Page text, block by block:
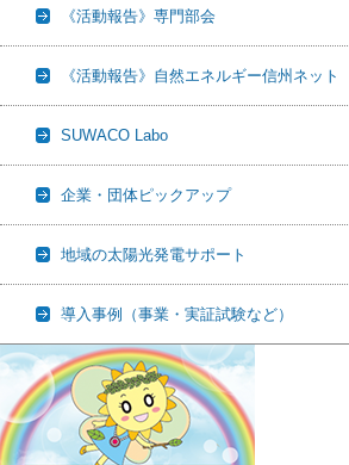
《活動報告》専門部会
《活動報告》自然エネルギー信州ネット
SUWACO Labo
企業・団体ピックアップ
地域の太陽光発電サポート
導入事例（事業・実証試験など）